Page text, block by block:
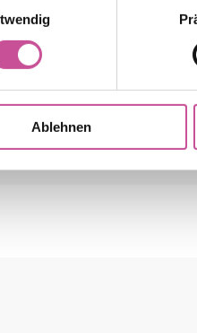
Ablehnen
dienen
und andere
in den Showroom